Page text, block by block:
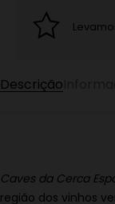
Descrição
Caves da Cerca
região dos vinhos